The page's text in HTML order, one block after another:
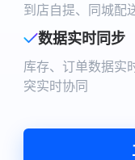
到店自提、同城配
数据实时同步
库存、订单数据实
突实时协同